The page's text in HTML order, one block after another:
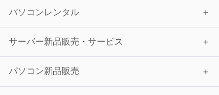
パソコンレンタル
サーバー新品販売・サービス
パソコン新品販売